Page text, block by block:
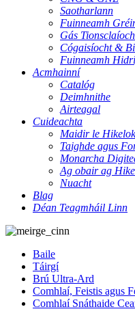
Saotharlann
Fuinneamh
Gás
Cógaisíocht &
Fuinneamh
Acmhainní
Catalóg
Deimhnithe
Airteagal
Cuideachta
Maidir le Hikelok
Taighde agus
Monarcha
Ag obair ag
Nuacht
Blag
Déan Teagmháil Linn
Baile
Táirgí
Brú Ultra-Ard
Comhlaí, Feistis agus
Comhlaí Snáthaide